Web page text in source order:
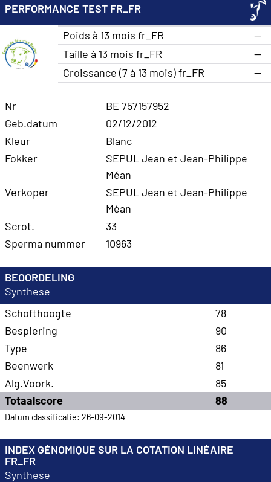
PERFORMANCE TEST FR_FR
Poids à 13 mois fr_FR
—
Taille à 13 mois fr_FR
—
Croissance (7 à 13 mois) fr_FR
—
Nr
BE 757157952
Geb.datum
02/12/2012
Kleur
Blanc
Fokker
SEPUL Jean et Jean-Philippe
Méan
Verkoper
SEPUL Jean et Jean-Philippe
Méan
Scrot.
33
Sperma nummer
10963
BEOORDELING
Synthese
Schofthoogte
78
Bespiering
90
Type
86
Beenwerk
81
Alg.Voork.
85
Totaalscore
88
Datum classificatie: 26-09-2014
INDEX GÉNOMIQUE SUR LA COTATION LINÉAIRE
FR_FR
Synthese